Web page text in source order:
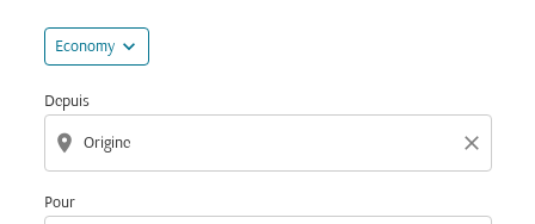
Economy expand_more
Depuis
location_on close
Pour